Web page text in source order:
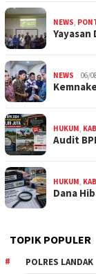
NEWS
NEWS 06/
HUKUM
Audit
HUKUM
Dana
TOPIK POPULER
POLRES LANDAK